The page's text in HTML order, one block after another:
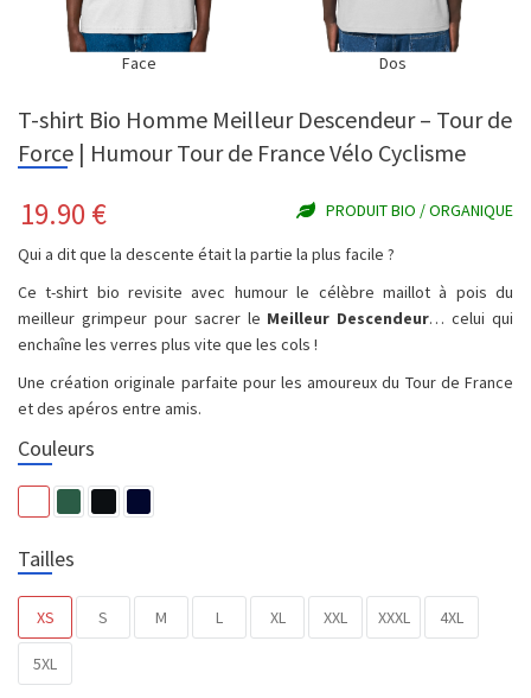
Face Dos
T-shirt Bio Homme Meilleur Descendeur – Tour de
Force | Humour Tour de France Vélo Cyclisme
19.90 € PRODUIT BIO / ORGANIQUE
Qui a dit que la descente était la partie la plus facile ?
Ce t-shirt bio revisite avec humour le célèbre maillot à pois du
meilleur grimpeur pour sacrer le Meilleur Descendeur… celui qui
enchaîne les verres plus vite que les cols !
Une création originale parfaite pour les amoureux du Tour de France
et des apéros entre amis.
Couleurs
Tailles
XS S M L XL XXL XXXL 4XL
5XL